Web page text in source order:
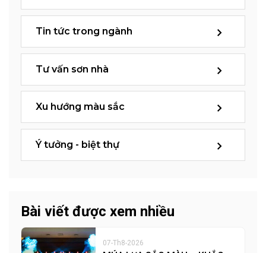
Tin tức trong ngành
Tư vấn sơn nhà
Xu hướng màu sắc
Ý tưởng - biệt thự
Bài viết được xem nhiều
07-Th8-2026